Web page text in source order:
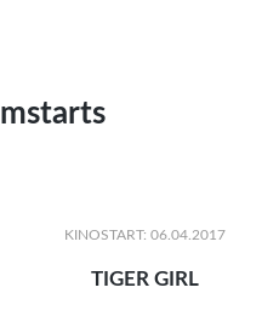
KINOSTART: 06.04.2017
TIGER GIRL